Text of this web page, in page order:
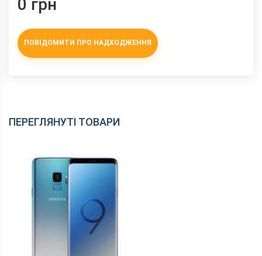
0 грн
ПОВІДОМИТИ ПРО НАДХОДЖЕННЯ
ПЕРЕГЛЯНУТІ ТОВАРИ